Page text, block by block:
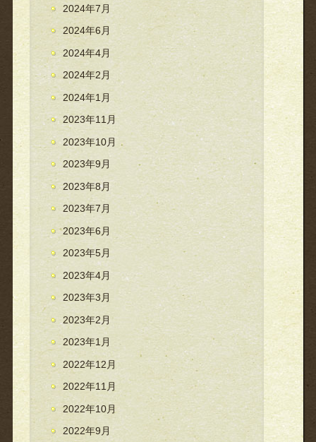
2024年7月
2024年6月
2024年4月
2024年2月
2024年1月
2023年11月
2023年10月
2023年9月
2023年8月
2023年7月
2023年6月
2023年5月
2023年4月
2023年3月
2023年2月
2023年1月
2022年12月
2022年11月
2022年10月
2022年9月